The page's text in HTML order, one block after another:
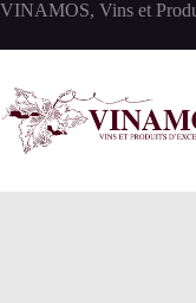
Passer
contenu
VINAMOS, Vins et